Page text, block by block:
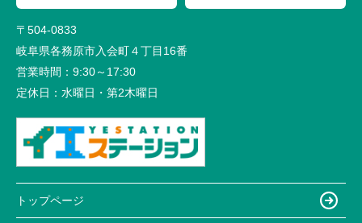
〒504-0833
岐阜県各務原市入会町４丁目16番
営業時間： 9:30～17:30
定休日： 水曜日・第2木曜日
トップページ